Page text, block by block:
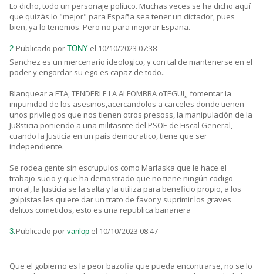
Lo dicho, todo un personaje político. Muchas veces se ha dicho aquí
que quizás lo "mejor" para España sea tener un dictador, pues
bien, ya lo tenemos. Pero no para mejorar España.
2.Publicado por TONY el 10/10/2023 07:38
Sanchez es un mercenario ideologico, y con tal de mantenerse en el
poder y engordar su ego es capaz de todo..
Blanquear a ETA, TENDERLE LA ALFOMBRA oTEGUI,, fomentar la
impunidad de los asesinos,acercandolos a carceles donde tienen
unos privilegios que nos tienen otros presoss, la manipulación de la
Ju8sticia poniendo a una militasnte del PSOE de Fiscal General,
cuando la Justicia en un pais democratico, tiene que ser
independiente.
Se rodea gente sin escrupulos como Marlaska que le hace el
trabajo sucio y que ha demostrado que no tiene ningún codigo
moral, la Justicia se la salta y la utiliza para beneficio propio, a los
golpistas les quiere dar un trato de favor y suprimir los graves
delitos cometidos, esto es una republica bananera
3.Publicado por vanlop el 10/10/2023 08:47
Que el gobierno es la peor bazofia que pueda encontrarse, no se lo